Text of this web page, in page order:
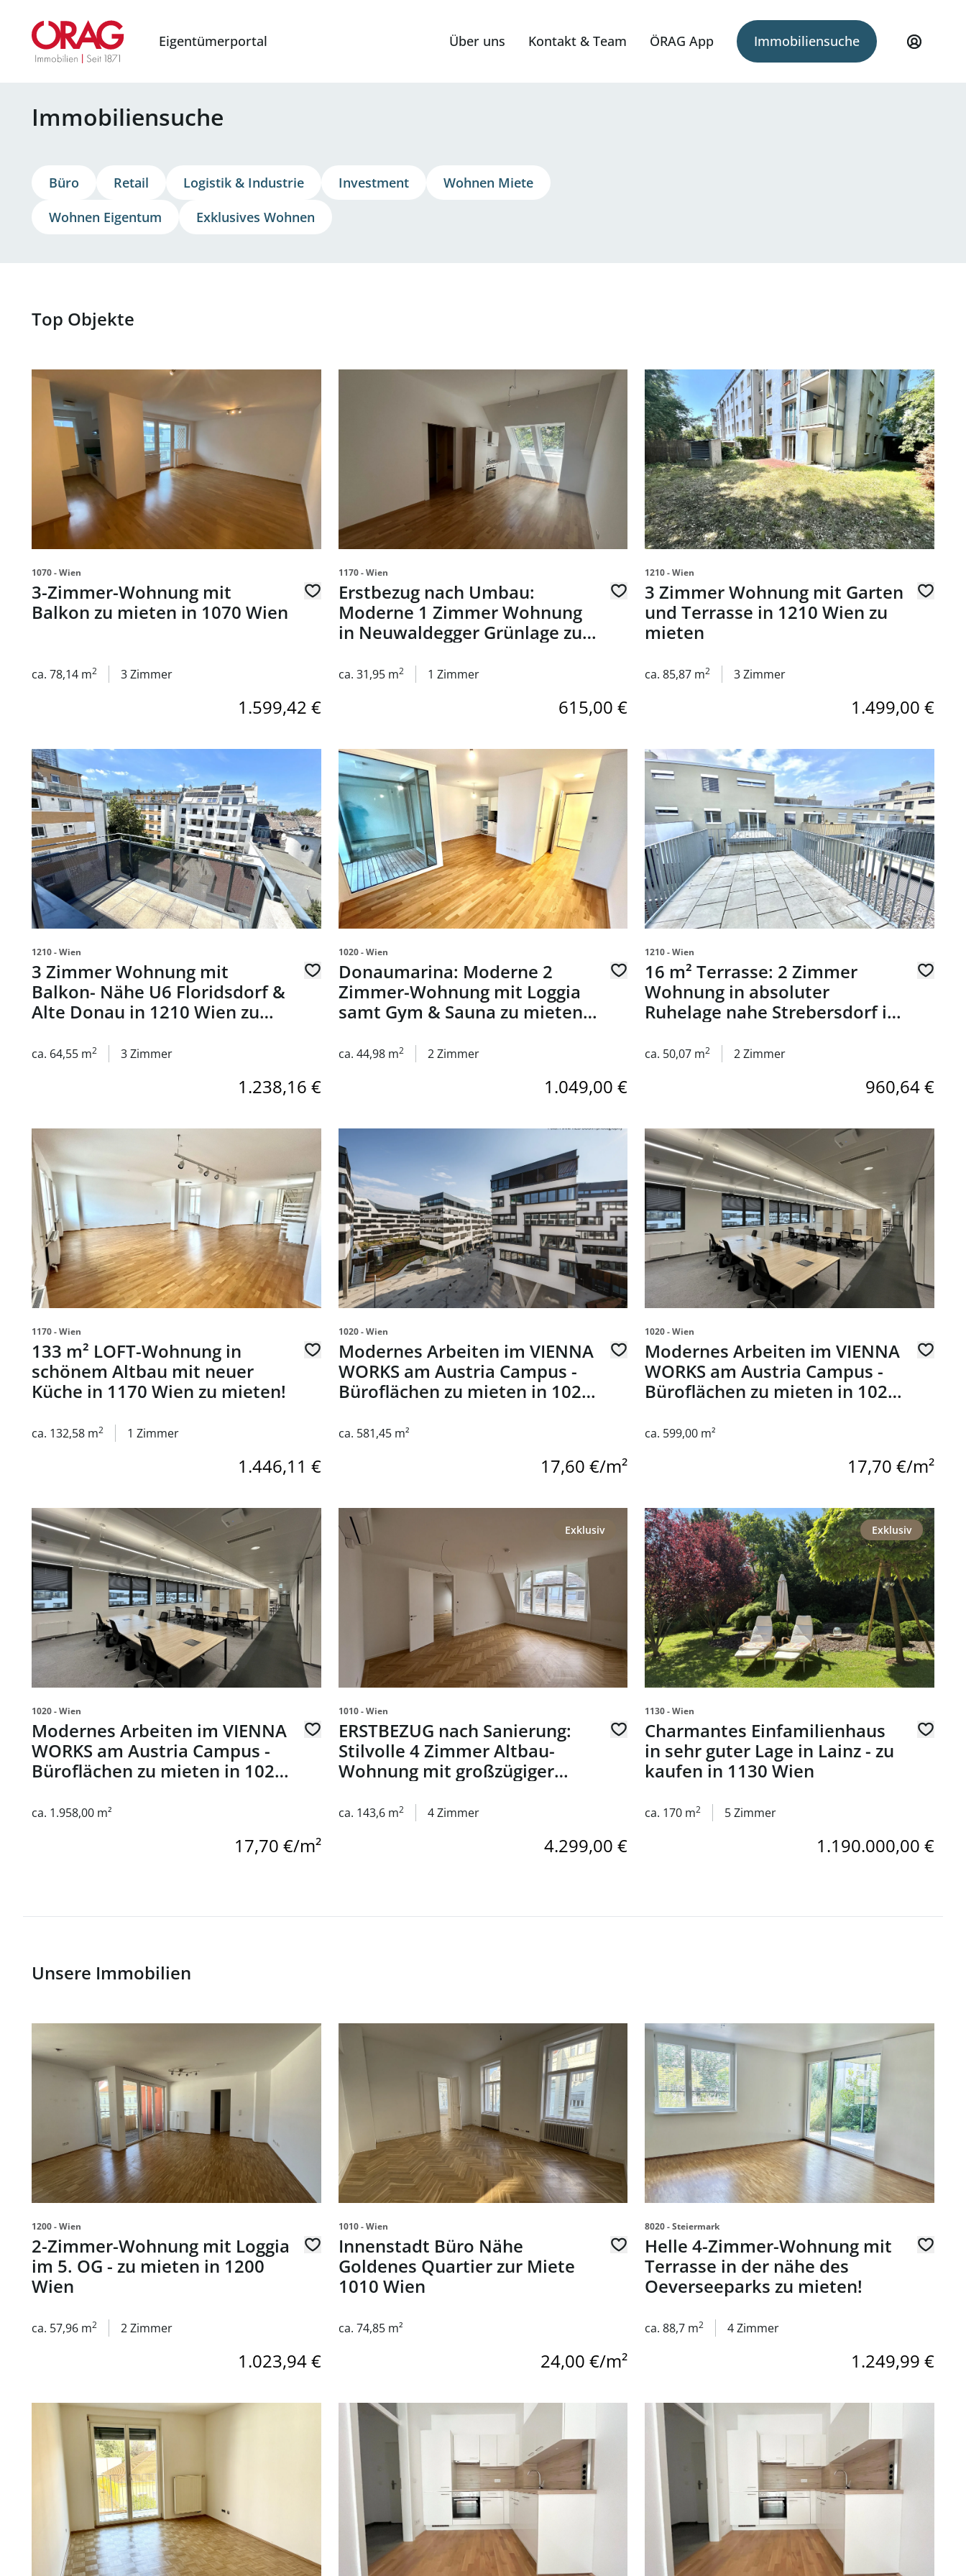
Eigentümerportal Über uns Kontakt & Team ÖRAG App Immobiliensuche
Immobiliensuche
Büro Retail Logistik & Industrie Investment Wohnen Miete
Wohnen Eigentum Exklusives Wohnen
Top Objekte
Link zur Seite 3-Zimmer-Wohnung mit Balkon zu mieten in 1070 Wien
1070 - Wien
3-Zimmer-Wohnung mit
Balkon zu mieten in 1070 Wien
ca. 78,14 m2 3 Zimmer
1.599,42 €
Link zur Seite Erstbezug nach Umbau: Moderne 1 Zimmer Wohnung in Neuwaldegger Grünlage zu mieten
1170 - Wien
Erstbezug nach Umbau:
Moderne 1 Zimmer Wohnung
in Neuwaldegger Grünlage zu
ca. 31,95 m2 1 Zimmer
615,00 €
Link zur Seite 3 Zimmer Wohnung mit Garten und
1210 - Wien
3 Zimmer Wohnung mit Garten
und Terrasse in 1210 Wien zu
mieten
ca. 85,87 m2 3 Zimmer
1.499,00 €
Link zur Seite 3 Zimmer Wohnung mit Balkon- Nähe U6 Floridsdorf & Alte Donau in 1210 Wien zu mieten
1210 - Wien
3 Zimmer Wohnung mit
Balkon- Nähe U6 Floridsdorf &
Alte Donau in 1210 Wien zu
ca. 64,55 m2 3 Zimmer
1.238,16 €
Link zur Seite Donaumarina: Moderne 2 Zimmer-Wohnung mit Loggia samt Gym & Sauna zu mieten in 1020 Wien
1020 - Wien
Donaumarina: Moderne 2
Zimmer-Wohnung mit Loggia
samt Gym & Sauna zu mieten
ca. 44,98 m2 2 Zimmer
1.049,00 €
Link zur Seite 16 m² Terrasse: 2 Zimmer Wohnung in
1210 - Wien
16 m² Terrasse: 2 Zimmer
Wohnung in absoluter
Ruhelage nahe Strebersdorf in
ca. 50,07 m2 2 Zimmer
960,64 €
Link zur Seite 133 m² LOFT-Wohnung in schönem Altbau mit neuer Küche in 1170 Wien zu mieten!
1170 - Wien
133 m² LOFT-Wohnung in
schönem Altbau mit neuer
Küche in 1170 Wien zu mieten!
ca. 132,58 m2 1 Zimmer
1.446,11 €
Link zur Seite Modernes Arbeiten im VIENNA WORKS am Austria Campus - Büroflächen zu mieten in 1020 Wien
1020 - Wien
Modernes Arbeiten im VIENNA
WORKS am Austria Campus -
Büroflächen zu mieten in 1020
ca. 581,45 m²
17,60 €/m²
Link zur Seite Modernes Arbeiten im VIENNA WORKS am
1020 - Wien
Modernes Arbeiten im VIENNA
WORKS am Austria Campus -
Büroflächen zu mieten in 1020
ca. 599,00 m²
17,70 €/m²
Link zur Seite Modernes Arbeiten im VIENNA WORKS am Austria Campus - Büroflächen zu mieten in 1020 Wien
1020 - Wien
Modernes Arbeiten im VIENNA
WORKS am Austria Campus -
Büroflächen zu mieten in 1020
ca. 1.958,00 m²
17,70 €/m²
Link zur Seite ERSTBEZUG nach Sanierung: Stilvolle 4 Zimmer Altbau-Wohnung mit großzügiger Dachterrasse im
Exklusiv
1010 - Wien
ERSTBEZUG nach Sanierung:
Stilvolle 4 Zimmer Altbau-
Wohnung mit großzügiger
1010 Wien zu mieten
ca. 143,6 m2 4 Zimmer
4.299,00 €
Link zur Seite Charmantes Einfamilienhaus in sehr guter
Exklusiv
1130 - Wien
Charmantes Einfamilienhaus
in sehr guter Lage in Lainz - zu
kaufen in 1130 Wien
ca. 170 m2 5 Zimmer
1.190.000,00 €
Unsere Immobilien
Link zur Seite 2-Zimmer-Wohnung mit Loggia im 5. OG - zu mieten in 1200 Wien
1200 - Wien
2-Zimmer-Wohnung mit Loggia
im 5. OG - zu mieten in 1200
Wien
ca. 57,96 m2 2 Zimmer
1.023,94 €
Link zur Seite Innenstadt Büro Nähe Goldenes Quartier zur Miete 1010 Wien
1010 - Wien
Innenstadt Büro Nähe
Goldenes Quartier zur Miete
1010 Wien
ca. 74,85 m²
24,00 €/m²
Link zur Seite Helle 4-Zimmer-Wohnung mit Terrasse in
8020 - Steiermark
Helle 4-Zimmer-Wohnung mit
Terrasse in der nähe des
Oeverseeparks zu mieten!
ca. 88,7 m2 4 Zimmer
1.249,99 €
Link zur Seite Großzügige 2-Zimmer Wohnung mit neuer Küche in der Nähe des DietrichsteinplatzesLink zur Seite 2-Zimmer Wohnung - mit perfekter Anbindung ins Zentrum - in Puntigam 8055 Graz
Link zur Seite 2-Zimmer Wohnung - mit perfekter